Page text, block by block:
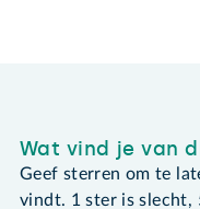
Wat vind je van
Geef sterren om te
vindt. 1 ster is slecht,